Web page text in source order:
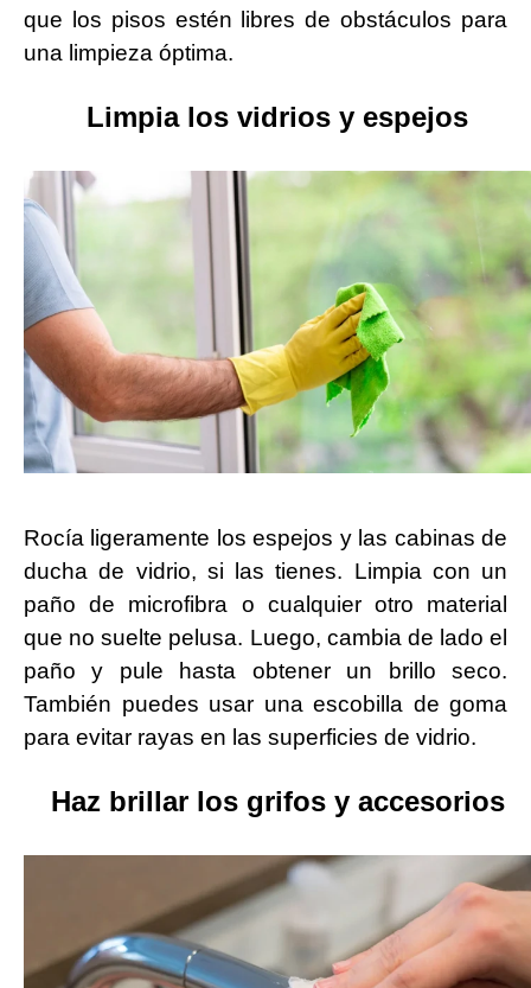
que los pisos estén libres de obstáculos para
una limpieza óptima.
Limpia los vidrios y espejos
Rocía ligeramente los espejos y las cabinas de
ducha de vidrio, si las tienes. Limpia con un
paño de microfibra o cualquier otro material
que no suelte pelusa. Luego, cambia de lado el
paño y pule hasta obtener un brillo seco.
También puedes usar una escobilla de goma
para evitar rayas en las superficies de vidrio.
Haz brillar los grifos y accesorios